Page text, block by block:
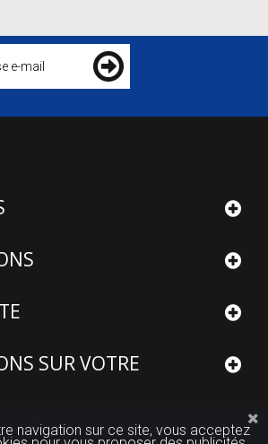
SUR VOTRE
navigation sur ce site, vous acceptez